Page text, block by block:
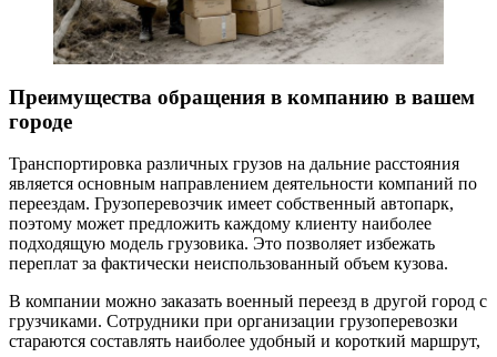
Преимущества обращения в компанию в вашем
городе
Транспортировка различных грузов на дальние расстояния
является основным направлением деятельности компаний по
переездам. Грузоперевозчик имеет собственный автопарк,
поэтому может предложить каждому клиенту наиболее
подходящую модель грузовика. Это позволяет избежать
переплат за фактически неиспользованный объем кузова.
В компании можно заказать военный переезд в другой город с
грузчиками. Сотрудники при организации грузоперевозки
стараются составлять наиболее удобный и короткий маршрут,